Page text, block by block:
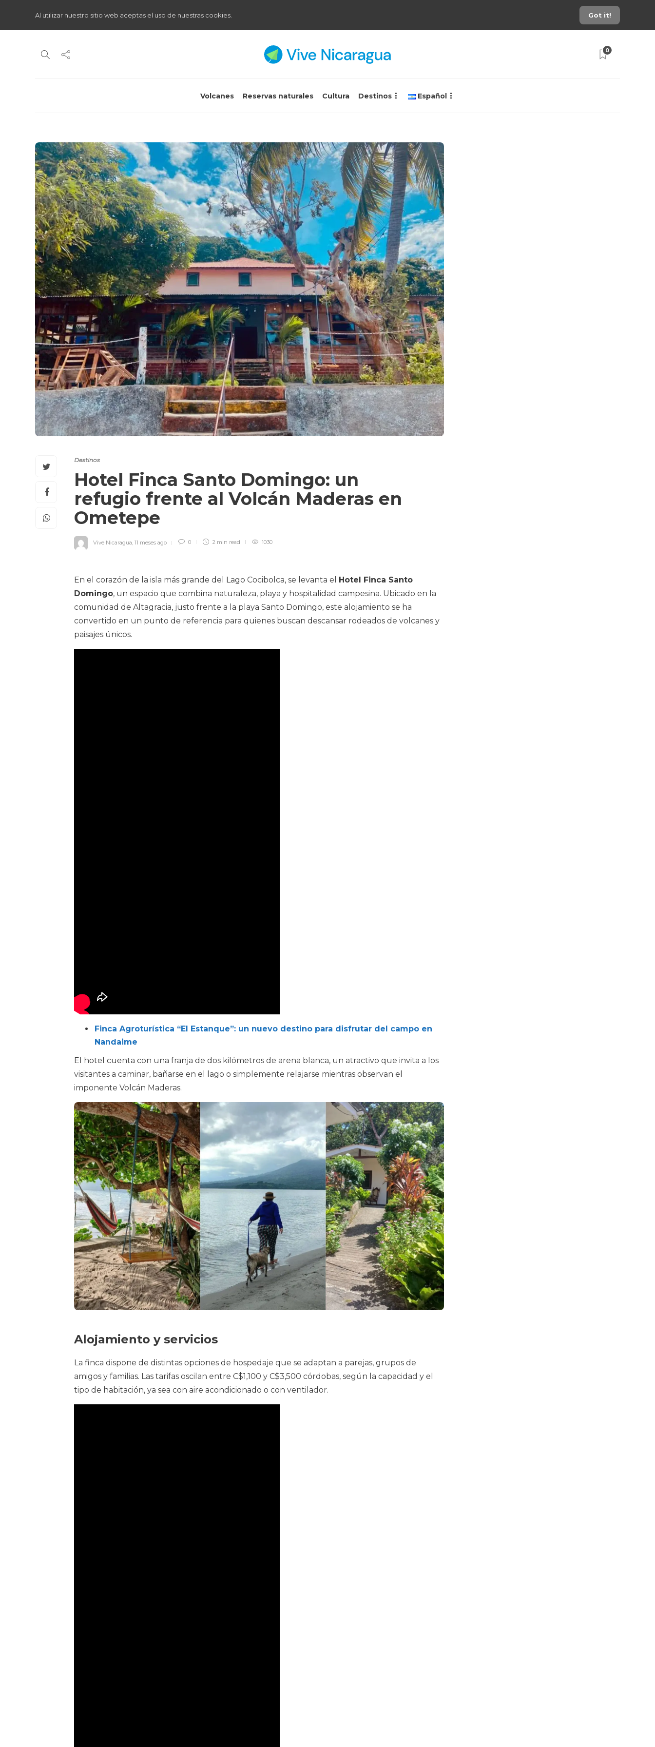
Al utilizar nuestro sitio web aceptas el uso de nuestras cookies. Got it!
0
Volcanes Reservas naturales Cultura Destinos Español
Destinos
Hotel Finca Santo Domingo: un
refugio frente al Volcán Maderas en
Ometepe
Vive Nicaragua 11 meses ago 0 2 min read 1030
En el corazón de la isla más grande del Lago Cocibolca, se levanta el Hotel Finca Santo
Domingo, un espacio que combina naturaleza, playa y hospitalidad campesina. Ubicado en la
comunidad de Altagracia, justo frente a la playa Santo Domingo, este alojamiento se ha
convertido en un punto de referencia para quienes buscan descansar rodeados de volcanes y
paisajes únicos.
Finca Agroturística “El Estanque”: un nuevo destino para disfrutar del campo en
Nandaime
El hotel cuenta con una franja de dos kilómetros de arena blanca, un atractivo que invita a los
visitantes a caminar, bañarse en el lago o simplemente relajarse mientras observan el
imponente Volcán Maderas.
Alojamiento y servicios
La finca dispone de distintas opciones de hospedaje que se adaptan a parejas, grupos de
amigos y familias. Las tarifas oscilan entre C$1,100 y C$3,500 córdobas, según la capacidad y el
tipo de habitación, ya sea con aire acondicionado o con ventilador.